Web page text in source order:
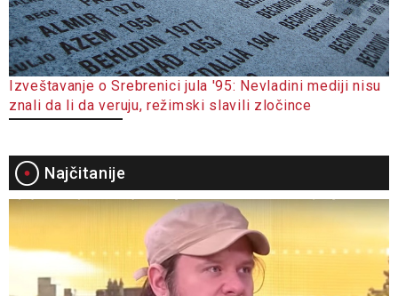
Izveštavanje o Srebrenici jula '95: Nevladini mediji nisu
znali da li da veruju, režimski slavili zločince
Najčitanije